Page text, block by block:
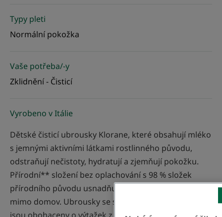
Typy pleti
Normální pokožka
Vaše potřeba/-y
Zklidnění - Čisticí
Vyrobeno v Itálie
Dětské čisticí ubrousky Klorane, které obsahují mléko
s jemnými aktivními látkami rostlinného původu,
odstraňují nečistoty, hydratují a zjemňují pokožku.
Přírodní** složení bez oplachování s 98 % složek
přírodního původu usnadňuje hygienu a přebalování
mimo domov. Ubrousky se skládají z 96 % z vody a